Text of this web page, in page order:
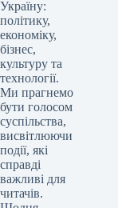
Україну:
політику,
економіку,
бізнес,
культуру та
технології.
Ми прагнемо
бути голосом
суспільства,
висвітлюючи
події, які
справді
важливі для
читачів.